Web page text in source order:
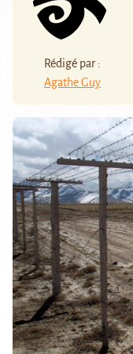
Rédigé par :
Agathe Guy